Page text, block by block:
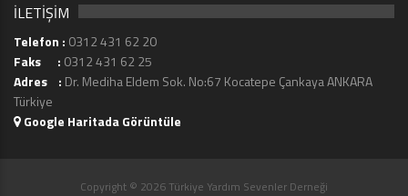
İLETİŞİM
Telefon : 0312 431 62 20
Faks : 0312 431 62 25
Adres : Dr. Mediha Eldem Sok. No:67 Kocatepe Çankaya ANKARA
Türkiye
Google Haritada Görüntüle
Copyright © 2026 Türkiye Yardım Sevenler Derneği